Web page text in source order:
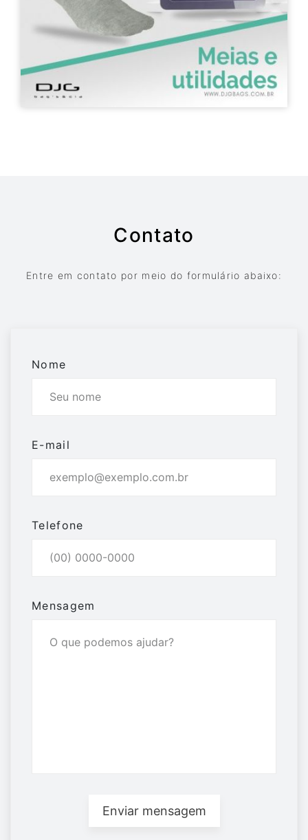
Contato
Entre em contato por meio do formulário abaixo:
Nome
E-mail
Telefone
Mensagem
Enviar mensagem